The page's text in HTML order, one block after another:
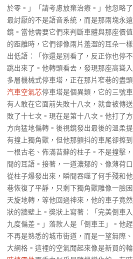
於零。」「請考慮放棄治療。」他忽略
最討厭的不是語音系統，而是那兩塊永
鏡。當他需要它們來判斷車體與那座價
的距離時，它們卻像兩片羞澀的耳朵一
出低語：「你還是別看了，反正你也停
跳出來了。他轉頭看去，發現那座高聳
多層機械式停車塔，正在那片窄巷的盡
汽車空氣芯停車塔是個異類，它的三號
有人敢在它面前失敗十八次，就會被傳
敗了十七次。現在是第十八次。他打了
方向猛地偏轉。後視鏡發出最後的溫柔
有撞上獨角獸，但他那顫抖的車尾卻擦
一根古老、佈滿苔蘚的柱子。不是撞擊
間的耳語。接著，一道濃郁的、像薄荷
從柱子爆發出來，瞬間吞噬了何手殘和
巷恢復了平靜，只剩下獨角獸雕像一臉
天旋地轉，等他回過神來，他的車子竟
狀的牆壁上。獎狀上寫著：「完美倒車
九度偏差。」落款人是「倒車王」。他
不再是熟悉的城市街道，而是一望無際
大網格。這裡的空氣聞起來像是新買的